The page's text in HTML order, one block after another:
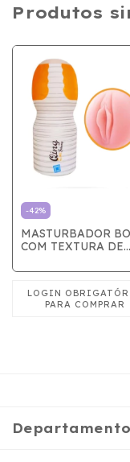
Produtos
-42%
MASTURBADOR
COM TEXTURA DE